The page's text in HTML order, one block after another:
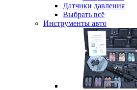
Датчики давления
Выбрать всё
Инструменты авто